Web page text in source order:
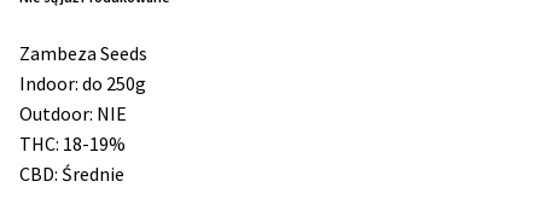
Max THC 21% i Więcej
Odporne Odmiany
Medyczne Odmiany
Zambeza Seeds
Indoor: do 250g
Outdoor: NIE
THC: 18-19%
CBD: Średnie